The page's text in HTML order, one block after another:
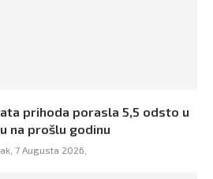
prihoda porasla 5,5 odsto u
na prošlu godinu
7 Augusta 2026,